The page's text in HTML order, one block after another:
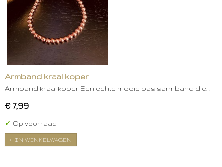
Armband kraal koper
Armband kraal koper Een echte mooie basisarmband die…
€ 7,99
✓ Op voorraad
IN WINKELWAGEN